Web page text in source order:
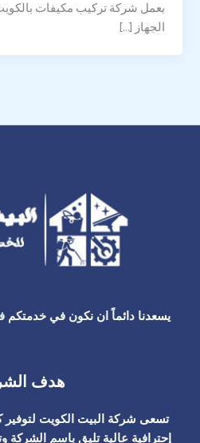
بعمل شركة تركيب مكيفات
الجهاز […]
يسعدنا دائماً ان نكون في
هدف
تسعى شركة البيت الكويت لتوفير
إحترافية عالية تليق باسم الشركة